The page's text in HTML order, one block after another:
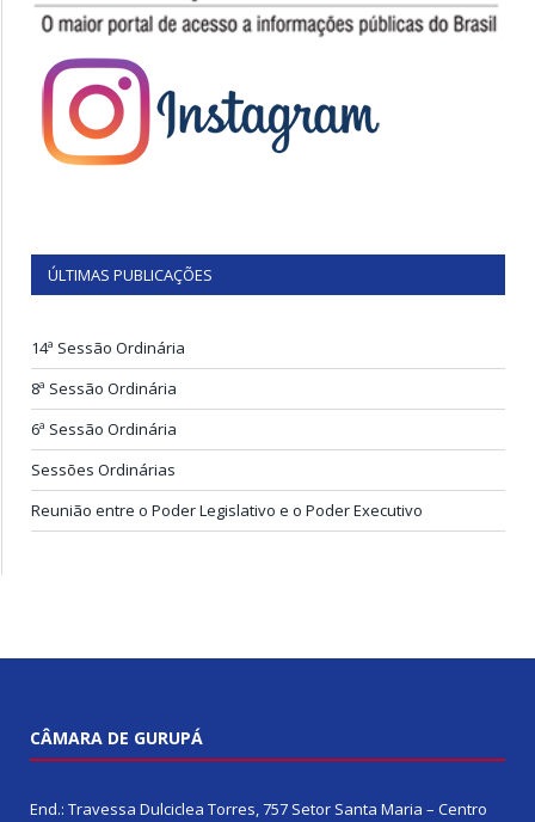
ÚLTIMAS PUBLICAÇÕES
14ª Sessão Ordinária
8ª Sessão Ordinária
6ª Sessão Ordinária
Sessões Ordinárias
Reunião entre o Poder Legislativo e o Poder Executivo
CÂMARA DE GURUPÁ
End.: Travessa Dulciclea Torres, 757 Setor Santa Maria – Centro